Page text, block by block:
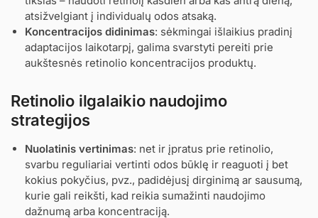
atsižvelgiant į individualų odos atsaką.
Koncentracijos didinimas: sėkmingai išlaikius pradinį
adaptacijos laikotarpį, galima svarstyti pereiti prie
aukštesnės retinolio koncentracijos produktų.
Retinolio ilgalaikio naudojimo
strategijos
Nuolatinis vertinimas: net ir įpratus prie retinolio,
svarbu reguliariai vertinti odos būklę ir reaguoti į bet
kokius pokyčius, pvz., padidėjusį dirginimą ar sausumą,
kurie gali reikšti, kad reikia sumažinti naudojimo
dažnumą arba koncentraciją.